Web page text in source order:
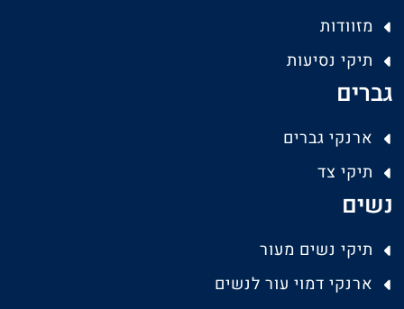
מזוודות
תיקי נסיעות
גברים
ארנקי גברים
תיקי צד
נשים
תיקי נשים מעור
ארנקי דמוי עור לנשים